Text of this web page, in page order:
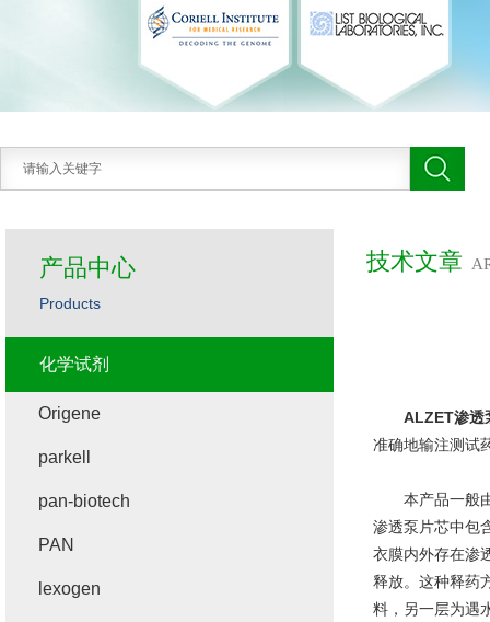
技术文章
ALZET渗透
准确地输注测试
本产品一般由
渗透泵片芯中包
衣膜内外存在渗
释放。这种释药
料，另一层为遇
产品中心
Products
化学试剂
Origene
parkell
pan-biotech
PAN
lexogen